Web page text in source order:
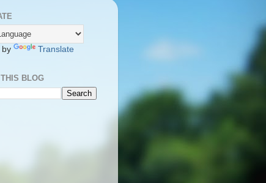
by Translate
BLOG